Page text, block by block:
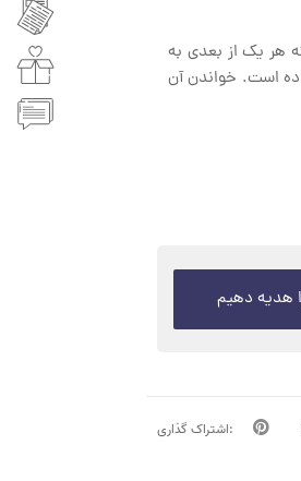
هر یک از بعدی به
است. خواندن آن
هدیه دهیم